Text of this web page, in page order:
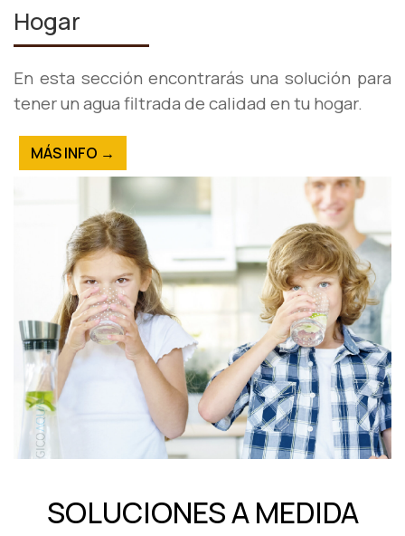
Hogar
En esta sección encontrarás una solución para
tener un agua filtrada de calidad en tu hogar.
MÁS INFO →
SOLUCIONES A MEDIDA